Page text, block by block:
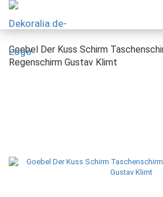
Goebel Der Kuss Schirm
Regenschirm Gustav Klimt